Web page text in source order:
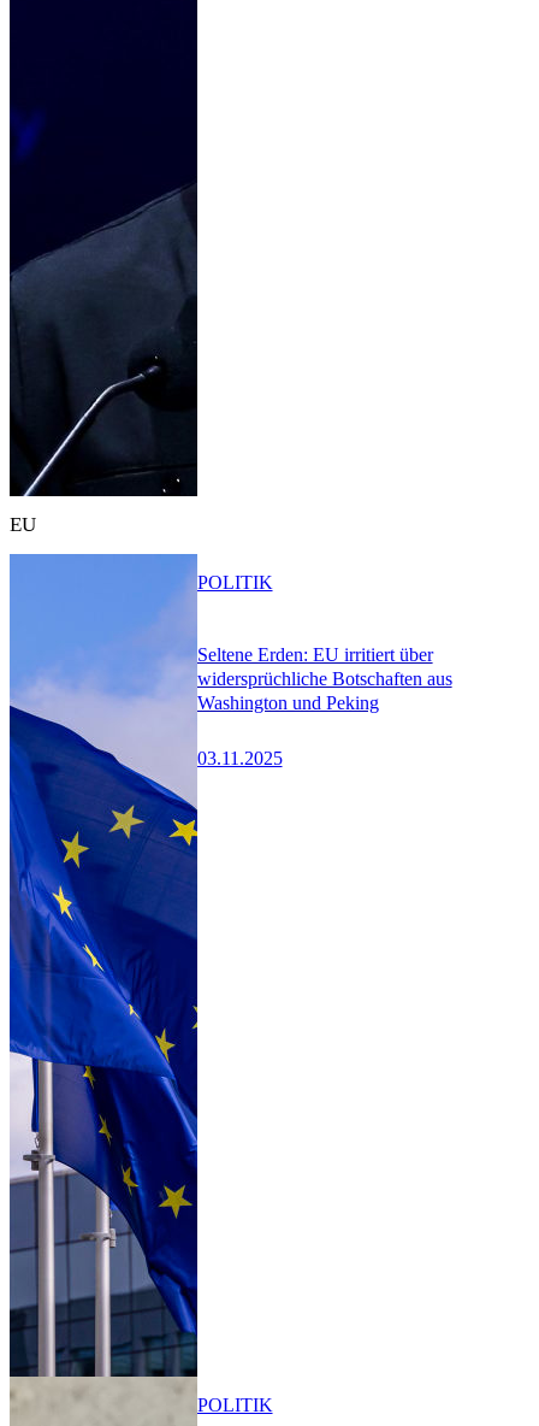
EU
Seltene Erden: EU irritiert über
widersprüchliche Botschaften aus
Washington und Peking
03.11.2025
POLITIK
POLITIK